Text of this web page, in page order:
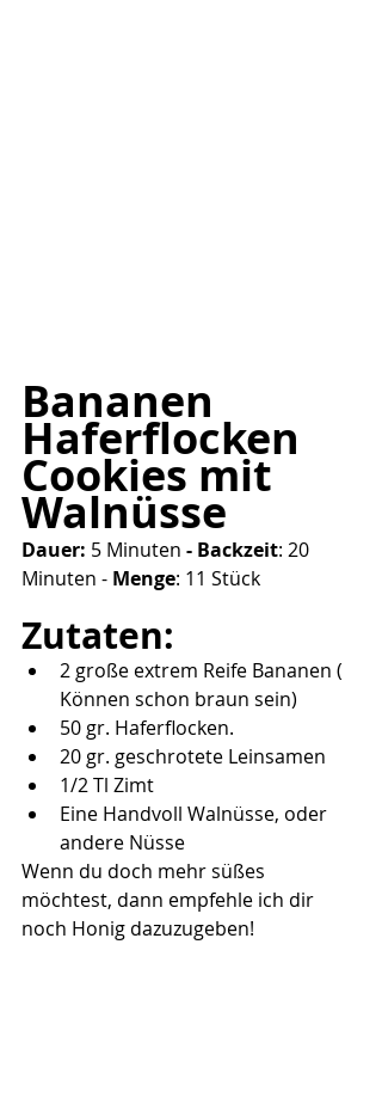
Bananen
Haferflocken
Cookies mit
Walnüsse
Dauer: 5 Minuten - Backzeit: 20
Minuten - Menge: 11 Stück
Zutaten:
2 große extrem Reife Bananen (
Können schon braun sein)
50 gr. Haferflocken.
20 gr. geschrotete Leinsamen
1/2 Tl Zimt
Eine Handvoll Walnüsse, oder
andere Nüsse
Wenn du doch mehr süßes
möchtest, dann empfehle ich dir
noch Honig dazuzugeben!